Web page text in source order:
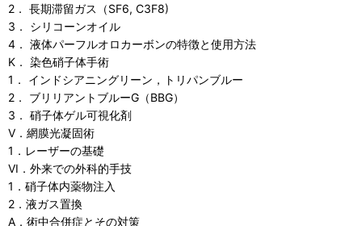
2． 長期滞留ガス（SF6, C3F8)
3． シリコーンオイル
4． 液体パーフルオロカーボンの特徴と使用方法
K． 染色硝子体手術
1． インドシアニングリーン，トリパンブルー
2． ブリリアントブルーG（BBG）
3． 硝子体ゲル可視化剤
V．網膜光凝固術
1．レーザーの基礎
VI．外来での外科的手技
1．硝子体内薬物注入
2．液ガス置換
A．術中合併症とその対策